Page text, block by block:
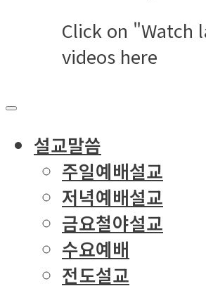
Click on "Watch
videos here
설교말씀
주일예배설교
저녁예배설교
금요철야설교
수요예배
전도설교